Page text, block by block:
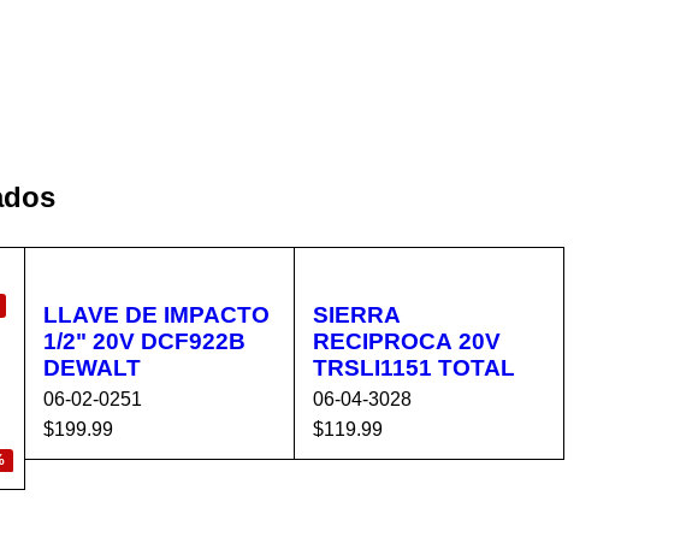
LLAVE DE IMPACTO
1/2" 20V DCF922B
DEWALT
06-02-0251
$199.99
AÑADIR AL CA
VISTA
SIERRA
RECIPROCA 20V
TRSLI1151 TOTAL
06-04-3028
$119.99
AÑADIR AL CA
VISTA